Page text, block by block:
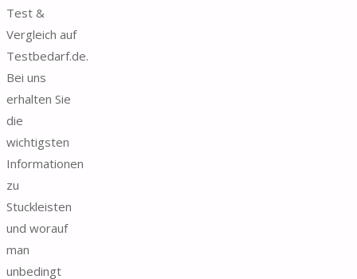
Test &
Vergleich auf
Testbedarf.de.
Bei uns
erhalten Sie
die
wichtigsten
Informationen
zu
Stuckleisten
und worauf
man
unbedingt